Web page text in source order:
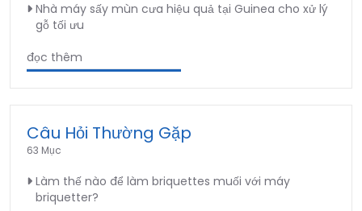
Nhà máy sấy mùn cưa hiệu quả tại Guinea cho xử lý
gỗ tối ưu
đọc thêm
Câu Hỏi Thường Gặp
63 Mục
Làm thế nào để làm briquettes muối với máy
briquetter?